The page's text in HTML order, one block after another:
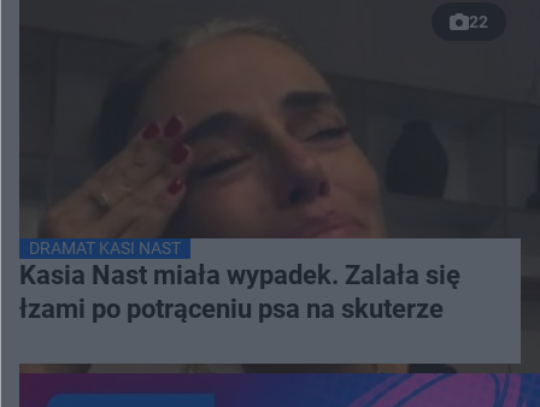
22
DRAMAT KASI NAST
Kasia Nast miała wypadek. Zalała się
łzami po potrąceniu psa na skuterze